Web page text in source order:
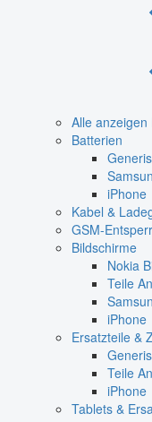
Alle
Batterien
iPhone
Kabel &
GSM-
Bildschirme
Nokia
Teile
iPhone
Ersatzteile &
Teile
iPhone
Tablets &